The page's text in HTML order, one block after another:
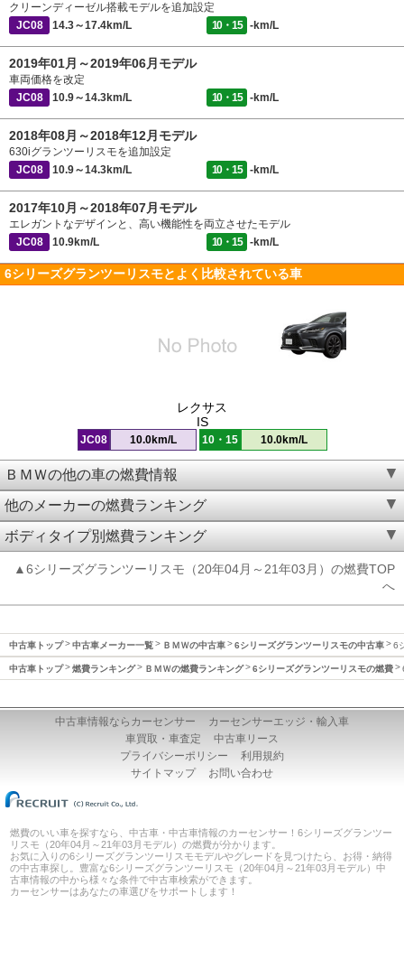
クリーンディーゼル搭載モデルを追加設定
JC08
14.3～17.4km/L 10・15 -km/L
2019年01月～2019年06月モデル
車両価格を改定
JC08
10.9～14.3km/L 10・15 -km/L
2018年08月～2018年12月モデル
630iグランツーリスモを追加設定
JC08
10.9～14.3km/L 10・15 -km/L
2017年10月～2018年07月モデル
エレガントなデザインと、高い機能性を両立させたモデル
JC08
10.9km/L 10・15 -km/L
6シリーズグランツーリスモとよく比較されている車
レクサス
IS
JC08 10.0km/L 10・15 10.0km/L
ＢＭＷの他の車の燃費情報
他のメーカーの燃費ランキング
ボディタイプ別燃費ランキング
▲6シリーズグランツーリスモ（20年04月～21年03月）の燃費TOP
へ
中古車トップ 中古車メーカー一覧 ＢＭＷの中古車 6シリーズグランツーリスモの中古車 6
中古車トップ 燃費ランキング ＢＭＷの燃費ランキング 6シリーズグランツーリスモの燃費
中古車情報ならカーセンサー
カーセンサーエッジ・輸入車
車買取・車査定
中古車リース
プライバシーポリシー
利用規約
サイトマップ
お問い合わせ
燃費のいい車を探すなら、中古車・中古車情報のカーセンサー！6シリーズグランツー
リスモ（20年04月～21年03月モデル）の燃費が分かります。
お気に入りの6シリーズグランツーリスモモデルやグレードを見つけたら、お得・納得
の中古車探し。豊富な6シリーズグランツーリスモ（20年04月～21年03月モデル）中
古車情報の中から様々な条件で中古車検索ができます。
カーセンサーはあなたの車選びをサポートします！